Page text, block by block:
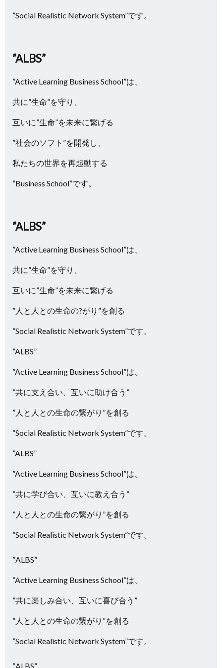
”Social Realistic Network System”です。
”ALBS”
”Active Learning Business School”は、
共に”生命”を守り、
互いに”生命”を未来に繋げる
”社会のソフト”を開発し、
私たちの世界を再起動する
”Business School”です。
”ALBS”
”Active Learning Business School”は、
共に”生命”を守り、
互いに”生命”を未来に繋げる
”人と人との生命の?がり”を創る
”Social Realistic Network System”です。
”ALBS”
”Active Learning Business School”は、
”共に支え合い、互いに助け合う”
”人と人との生命の繋がり”を創る
”Social Realistic Network System”です。
”ALBS”
”Active Learning Business School”は、
”共に学び合い、互いに教え合う”
”人と人との生命の繋がり”を創る
”Social Realistic Network System”です。
”ALBS”
”Active Learning Business School”は、
”共に楽しみ合い、互いに喜び合う”
”人と人との生命の繋がり”を創る
”Social Realistic Network System”です。
”ALBS”